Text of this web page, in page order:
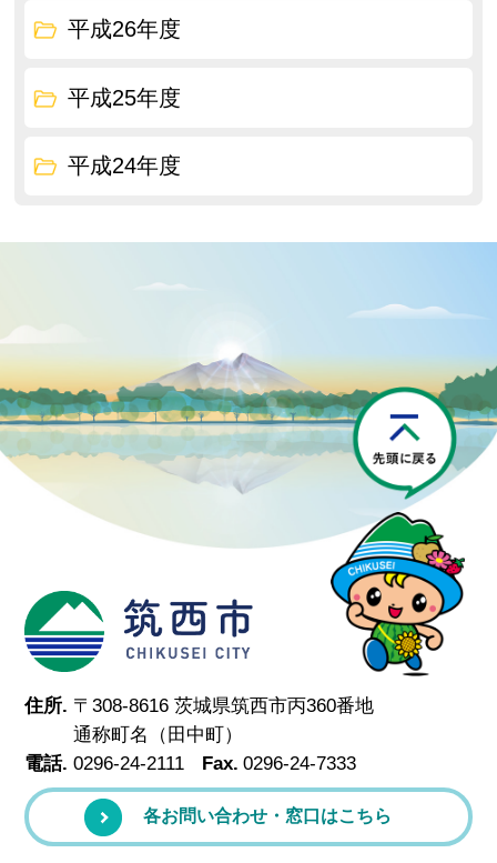
平成26年度
平成25年度
平成24年度
筑西市
住所. 〒308-8616 茨城県筑西市丙360番地
通称町名（田中町）
電話. 0296-24-2111 Fax. 0296-24-7333
各お問い合わせ・窓口はこちら